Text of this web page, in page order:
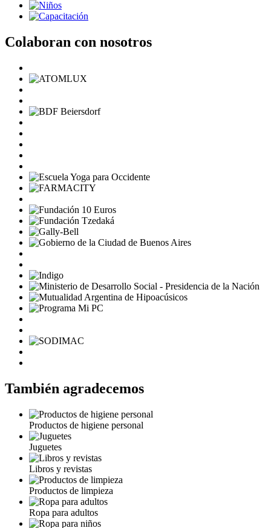
Colaboran con nosotros
También agradecemos
Productos de higiene personal
Juguetes
Libros y revistas
Productos de limpieza
Ropa para adultos